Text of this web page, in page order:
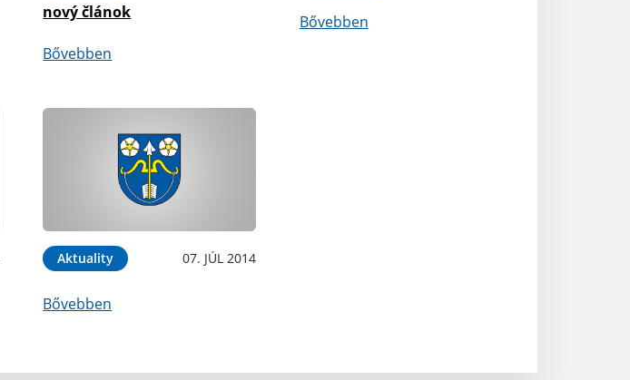
nový článok
Bővebben
Bővebben
Aktuality 07. JÚL 2014
Bővebben